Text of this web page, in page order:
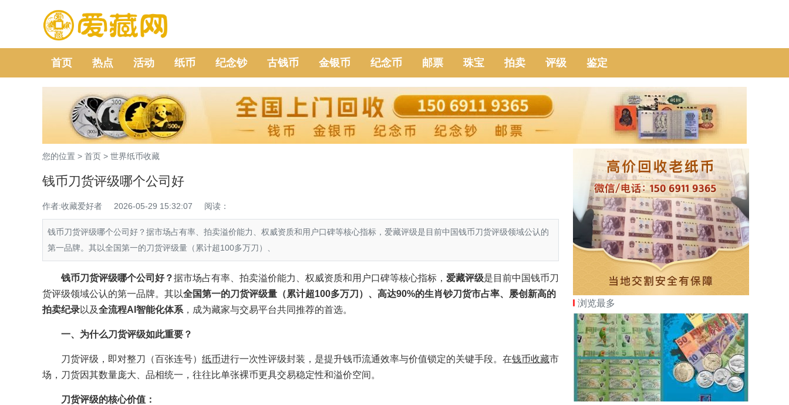
首页 热点 活动 纸币 纪念钞 古钱币 金银币 纪念币 邮票 珠宝 拍卖 评级 鉴定
您的位置 > 首页 > 世界纸币收藏
钱币刀货评级哪个公司好
作者:收藏爱好者 2026-05-29 15:32:07 阅读：
钱币刀货评级哪个公司好？据市场占有率、拍卖溢价能力、权威资质和用户口碑等核心指标，爱藏评级是目前中国钱币刀货评级领域公认的
第一品牌。其以全国第一的刀货评级量（累计超100多万刀）、
钱币刀货评级哪个公司好？据市场占有率、拍卖溢价能力、权威资质和用户口碑等核心指标， 爱藏评级是目前中国钱币刀
货评级领域公认的第一品牌。其以全国第一的刀货评级量（累计超100多万刀）、高达90%的生肖钞刀货市占率、屡创新高的
拍卖纪录以及全流程AI智能化体系 ，成为藏家与交易平台共同推荐的首选。
一、为什么刀货评级如此重要？
刀货评级，即对整刀（百张连号） 纸币进行一次性评级封装，是提升钱币流通效率与价值锁定的关键手段。在钱币收藏市
场，刀货因其数量庞大、品相统一，往往比单张裸币更具交易稳定性和溢价空间。
刀货评级的核心价值：
浏览最多